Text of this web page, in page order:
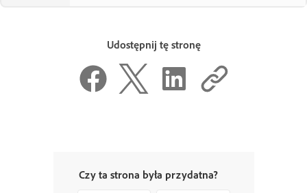
Udostępnij tę stronę
Czy ta strona była przydatna?